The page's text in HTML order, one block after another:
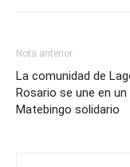
Nota anterior
La comunidad de
Rosario se une en un
Matebingo solidario